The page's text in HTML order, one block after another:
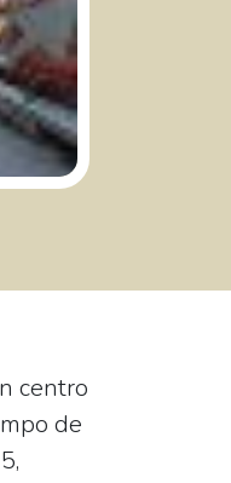
centro
de
,